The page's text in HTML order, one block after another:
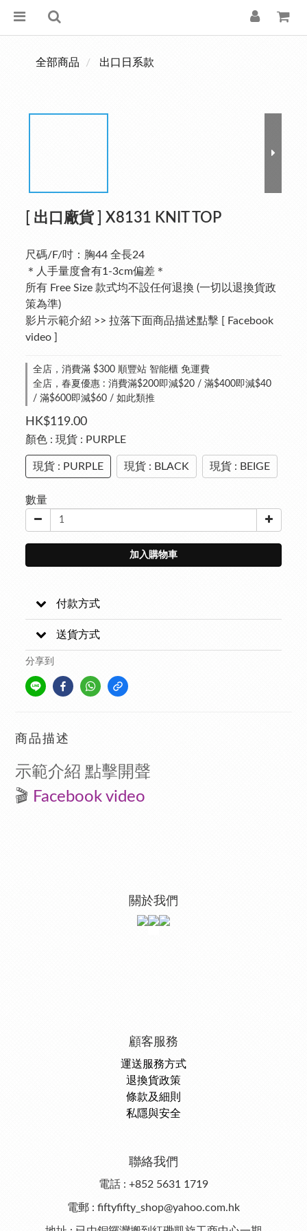
全部商品 出口日系款
[ 出口廠貨 ] X8131 KNIT TOP
尺碼/F/吋：胸44 全長24
＊人手量度會有1-3cm偏差＊
所有 Free Size 款式均不設任何退換 (一切以退換貨政
策為準)
影片示範介紹 >> 拉落下面商品描述點擊 [ Facebook
video ]
全店，消費滿 $300 順豐站 智能櫃 免運費
全店，春夏優惠 : 消費滿$200即減$20 / 滿$400即減$40
/ 滿$600即減$60 / 如此類推
HK$119.00
顏色 : 現貨 : PURPLE
現貨 : PURPLE 現貨 : BLACK 現貨 : BEIGE
數量
加入購物車
付款方式
送貨方式
分享到
商品描述
示範介紹 點擊開聲
🎬 Facebook video
關於我們
顧客服務
運送服務方式
退換貨政策
條款及細則
私隱與安全
聯絡我們
電話 : +852 5631 1719
電郵 : fiftyfifty_shop@yahoo.com.hk